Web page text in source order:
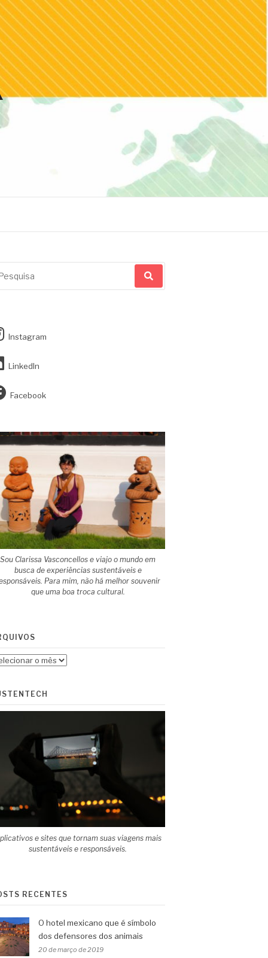
Instagram
LinkedIn
Facebook
Sou Clarissa Vasconcellos e viajo o mundo em
busca de experiências sustentáveis e
Para mim, não há melhor souvenir
que uma boa troca cultural.
e sites que tornam suas viagens mais
sustentáveis e responsáveis.
RECENTES
O hotel mexicano que é símbolo
dos defensores dos animais
20 de março de 2019